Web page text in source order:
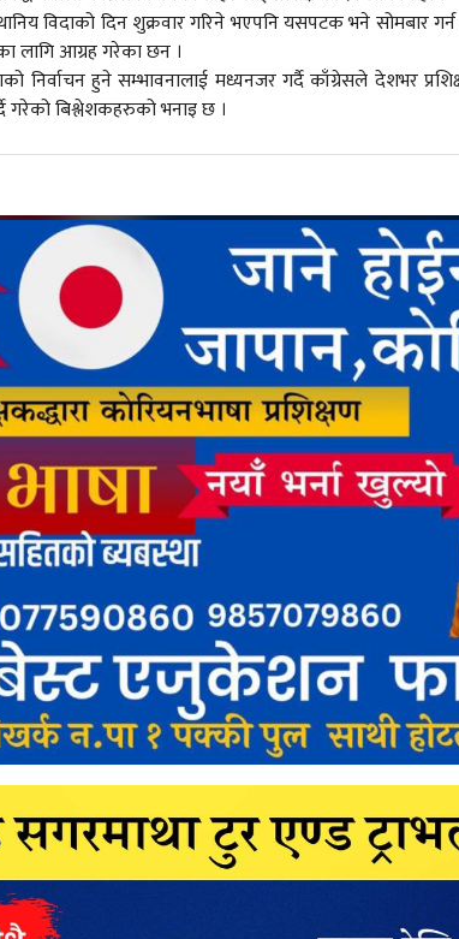
विदाको दिन शुक्रवार गरिने भएपनि यसपटक भने सोमबार
लागि आग्रह गरेका छन ।
निर्वाचन हुने सम्भावनालाई मध्यनजर गर्दै काँग्रेसले देशभर
गरेको बिश्लेशकहरुको भनाइ छ ।